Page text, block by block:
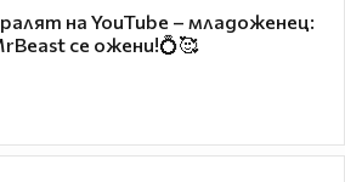
на YouTube – младоженец:
се ожени!💍🥰